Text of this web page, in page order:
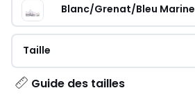
Blanc/Grenat/Bleu Marine
Taille
Guide des tailles